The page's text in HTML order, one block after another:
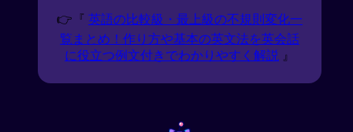
👉『 英語の比較級・最上級の不規則変化一
覧まとめ！作り方や基本の英文法を英会話
に役立つ例文付きでわかりやすく解説 』